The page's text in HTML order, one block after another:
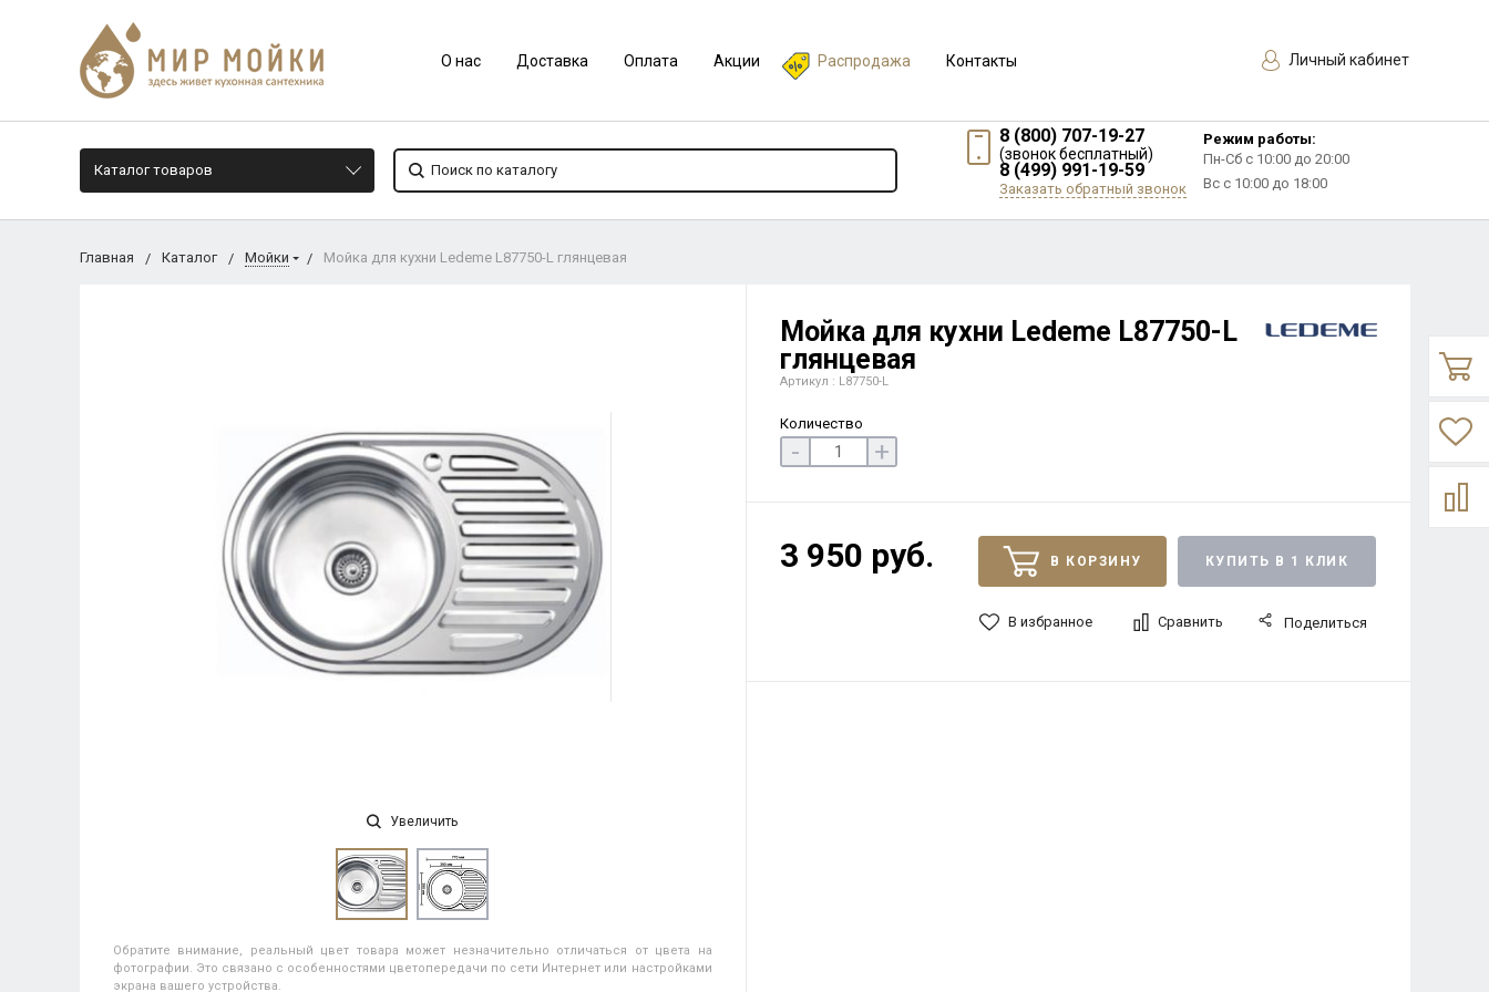
О нас Доставка Оплата Акции Распродажа Контакты Личный кабинет
Каталог товаров
8 (800) 707-19-27
(звонок бесплатный)
8 (499) 991-19-59
Заказать обратный звонок
Режим работы:
Пн-Сб с 10:00 до 20:00
Вс с 10:00 до 18:00
Главная Каталог Мойки Мойка для кухни Ledeme L87750-L глянцевая
Увеличить
Обратите внимание, реальный цвет товара может незначительно отличаться от цвета на
фотографии. Это связано с особенностями цветопередачи по сети Интернет или настройками
экрана вашего устройства.
Мойка для кухни Ledeme L87750-L
глянцевая
Артикул : L87750-L
Количество
- +
3 950 руб. В КОРЗИНУ КУПИТЬ В 1 КЛИК
В избранное Сравнить Поделиться